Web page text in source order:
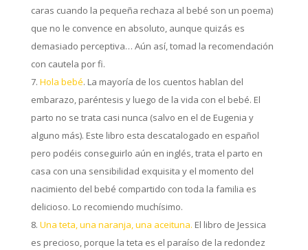
caras cuando la pequeña rechaza al bebé son un poema)
que no le convence en absoluto, aunque quizás es
demasiado perceptiva… Aún así, tomad la recomendación
con cautela por fi.
Hola bebé. La mayoría de los cuentos hablan del
embarazo, paréntesis y luego de la vida con el bebé. El
parto no se trata casi nunca (salvo en el de Eugenia y
alguno más). Este libro esta descatalogado en español
pero podéis conseguirlo aún en inglés, trata el parto en
casa con una sensibilidad exquisita y el momento del
nacimiento del bebé compartido con toda la familia es
delicioso. Lo recomiendo muchísimo.
Una teta, una naranja, una aceituna. El libro de Jessica
es precioso, porque la teta es el paraíso de la redondez